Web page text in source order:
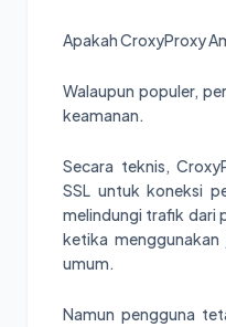
Apakah CroxyProxy
Walaupun populer,
keamanan.
Secara teknis,
SSL untuk koneksi
melindungi trafik dari
ketika
umum.
Namun pengguna